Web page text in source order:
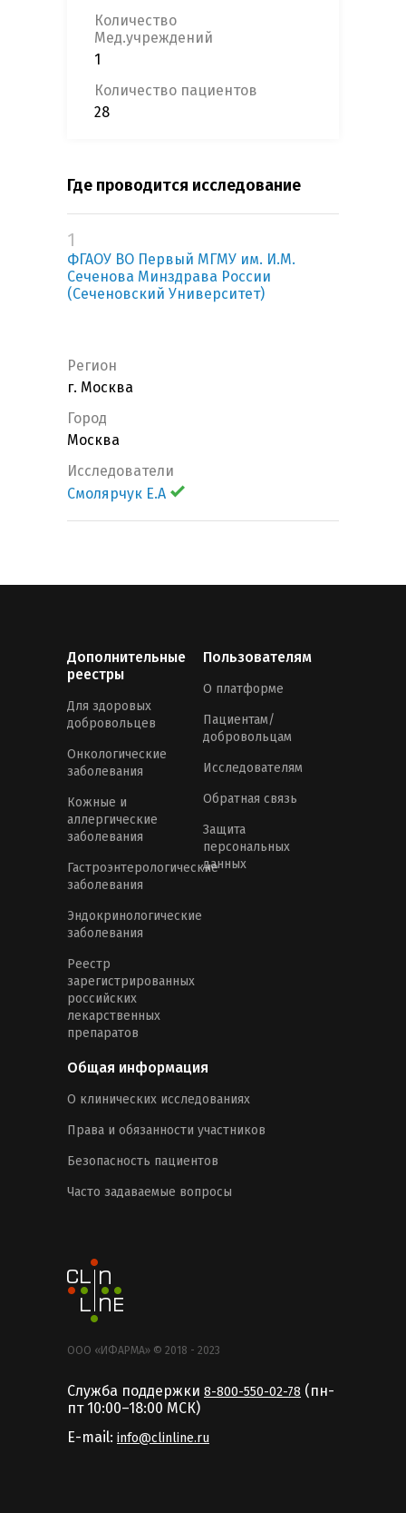
Количество
Мед.учреждений
1
Количество пациентов
28
Где проводится исследование
1
ФГАОУ ВО Первый МГМУ им. И.М.
Сеченова Минздрава России
(Сеченовский Университет)
Регион
г. Москва
Город
Москва
Исследователи
Смолярчук Е.А
Дополнительные
реестры
Для здоровых
добровольцев
Онкологические
заболевания
Кожные и
аллергические
заболевания
Гастроэнтерологические
заболевания
Эндокринологические
заболевания
Реестр
зарегистрированных
российских
лекарственных
препаратов
Пользователям
О платформе
Пациентам/
добровольцам
Исследователям
Обратная связь
Защита
персональных
данных
Общая информация
О клинических исследованиях
Права и обязанности участников
Безопасность пациентов
Часто задаваемые вопросы
ООО «ИФАРМА» © 2018 - 2023
Служба поддержки 8-800-550-02-78 (пн-
пт 10:00–18:00 MCК)
E-mail: info@clinline.ru